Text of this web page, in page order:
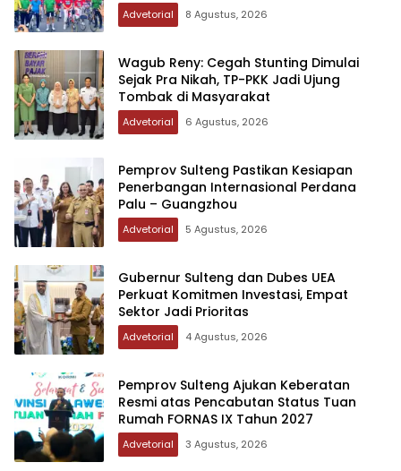
Advetorial 8 Agustus, 2026
Wagub Reny: Cegah Stunting Dimulai
Sejak Pra Nikah, TP-PKK Jadi Ujung
Tombak di Masyarakat
Advetorial 6 Agustus, 2026
Pemprov Sulteng Pastikan Kesiapan
Penerbangan Internasional Perdana
Palu – Guangzhou
Advetorial 5 Agustus, 2026
Gubernur Sulteng dan Dubes UEA
Perkuat Komitmen Investasi, Empat
Sektor Jadi Prioritas
Advetorial 4 Agustus, 2026
Pemprov Sulteng Ajukan Keberatan
Resmi atas Pencabutan Status Tuan
Rumah FORNAS IX Tahun 2027
Advetorial 3 Agustus, 2026